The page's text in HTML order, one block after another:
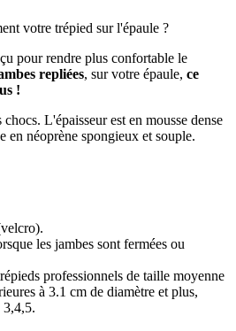
votre trépied sur l'épaule ?
pour rendre plus confortable le
repliées, sur votre épaule, ce
!
L'épaisseur est en mousse dense
en néoprène spongieux et souple.
les jambes sont fermées ou
professionnels de taille moyenne
à 3.1 cm de diamètre et plus,
3,4,5.